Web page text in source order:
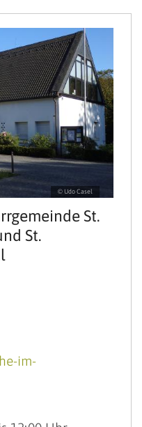
© Udo Casel
St.
St.
im-